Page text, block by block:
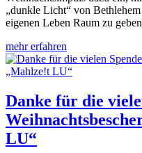
„dunkle Licht“ von
eigenen Leben Raum zu
mehr erfahren
Danke für die
LU“